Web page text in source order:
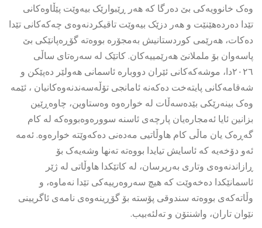
وەک خانوویەکی بێ دەرگا کە هەر ڕێبوارێک بیەوێت پێڵاوەکانی
تێدا دەردەهێنێت و هەر دزێک بیەوێت تاقیکردنەوەی چەکەکانی تێدا
دەکات، هەرێمی کوردستانیش بەمجۆرە بووەتە گۆڕەپانێکی بێ
پاسەوان بۆ ململانێ هەرێمییەکان. کاتێک لە سەرەتای ساڵی
٢٠٢٦دا، موشەکەکانی ئێران دووبارە ئاسمانی هەولێر دەپێکن و
شەقامەکانی پایتەخت دەکەنە ئامانجی تۆڵەسەندنەوەکانیان ، ئێمە
وەک بینەرێکی بێدەسەڵات لە خوارەوە وەستاوین، چاوەڕێین
بزانین ئایا ئەمجارەیان پارچەی ئاسنە سوورەوەبووەکە لە کام
گەڕەک یان ماڵی کام هاوڵاتیی مەدەنی دەکەوێتە خوارەوە. ئەمە
ئەو دۆخەیە کە ئاسایش تیایدا بووەتە تەنها وشەیەک بۆ
ڕازاندنەوەی وتاری بەرپرسان، لە کاتێکدا هاوڵاتی لە ژێر
ئاسمانێکدا دەخەوێت کە هیچ سەروەرییەکی تێدا نەماوە، و
وڵاتەکەی بووەتە سندوقی پۆستە بۆ گۆڕینەوەی نامەی ئاگریینی
نێوان تاران، واشنتۆن و تەلئەبیب.